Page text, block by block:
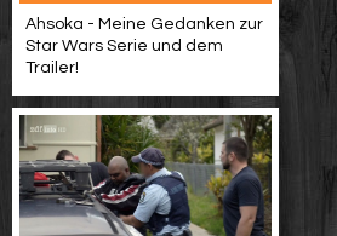
Ahsoka - Meine Gedanken zur
Star Wars Serie und dem
Trailer!